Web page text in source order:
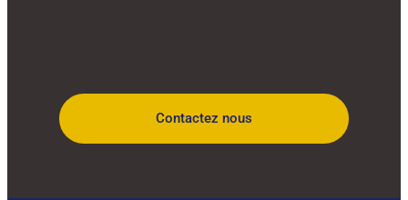
Contactez nous